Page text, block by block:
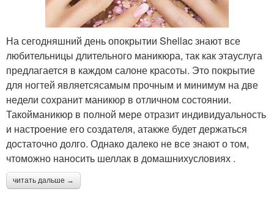
На сегодняшний день опокрытии Shellac знают все
любительницы длительного маникюра, так как этауслуга
предлагается в каждом салоне красоты. Это покрытие
для ногтей являетсясамым прочным и минимум на две
недели сохранит маникюр в отличном состоянии.
Такойманикюр в полной мере отразит индивидуальность
и настроение его создателя, атакже будет держаться
достаточно долго. Однако далеко не все знают о том,
чтоможно наносить шеллак в домашнихусловиях .
читать дальше →